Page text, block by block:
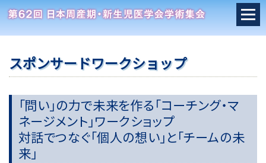
スポンサードワークショップ
「問い」の力で未来を作る「コーチング・マ
ネージメント」ワークショップ
対話でつなぐ「個人の想い」と「チームの未
来」